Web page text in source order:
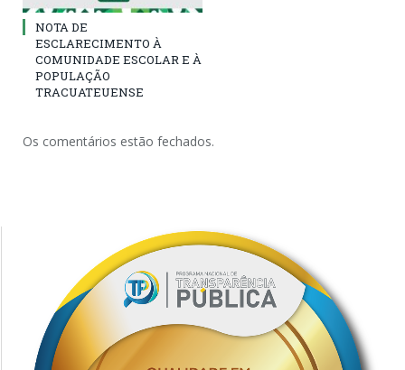
NOTA DE
ESCLARECIMENTO À
COMUNIDADE ESCOLAR E À
POPULAÇÃO
TRACUATEUENSE
Os comentários estão fechados.